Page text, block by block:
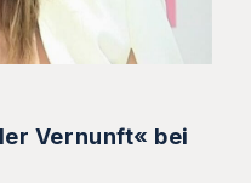
Vernunft« bei